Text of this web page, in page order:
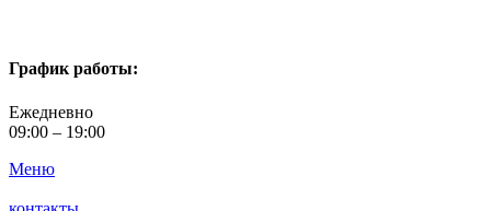
График работы:
Ежедневно
09:00 – 19:00
Меню